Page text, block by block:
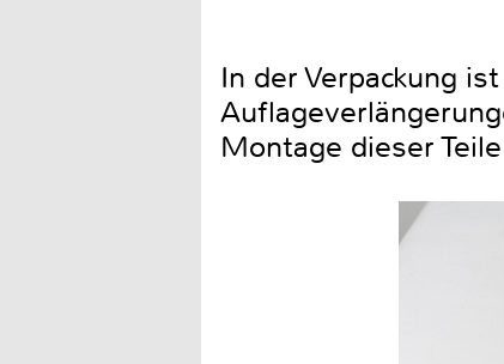
In der Verpackung
Montage dieser